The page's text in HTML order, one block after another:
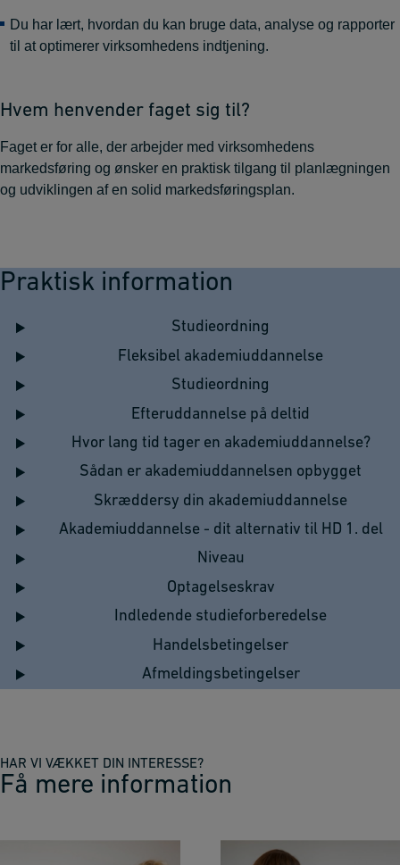
Du har lært, hvordan du kan bruge data, analyse og rapporter
til at optimerer virksomhedens indtjening.
Hvem henvender faget sig til?
Faget er for alle, der arbejder med virksomhedens
markedsføring og ønsker en praktisk tilgang til planlægningen
og udviklingen af en solid markedsføringsplan.
Praktisk information
Studieordning
Fleksibel akademiuddannelse
Studieordning
Efteruddannelse på deltid
Hvor lang tid tager en akademiuddannelse?
Sådan er akademiuddannelsen opbygget
Skræddersy din akademiuddannelse
Akademiuddannelse - dit alternativ til HD 1. del
Niveau
Optagelseskrav
Indledende studieforberedelse
Handelsbetingelser
Afmeldingsbetingelser
HAR VI VÆKKET DIN INTERESSE?
Få mere information